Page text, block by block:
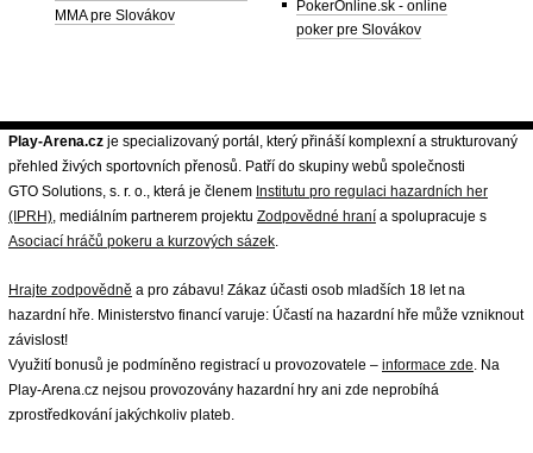
MMA pre Slovákov
PokerOnline.sk - online
poker pre Slovákov
Play-Arena.cz je specializovaný portál, který přináší komplexní a strukturovaný
přehled živých sportovních přenosů. Patří do skupiny webů společnosti
GTO Solutions, s. r. o., která je členem Institutu pro regulaci hazardních her
(IPRH), mediálním partnerem projektu Zodpovědné hraní a spolupracuje s
Asociací hráčů pokeru a kurzových sázek.
Hrajte zodpovědně a pro zábavu! Zákaz účasti osob mladších 18 let na
hazardní hře. Ministerstvo financí varuje: Účastí na hazardní hře může vzniknout
závislost!
Využití bonusů je podmíněno registrací u provozovatele – informace zde. Na
Play-Arena.cz nejsou provozovány hazardní hry ani zde neprobíhá
zprostředkování jakýchkoliv plateb.